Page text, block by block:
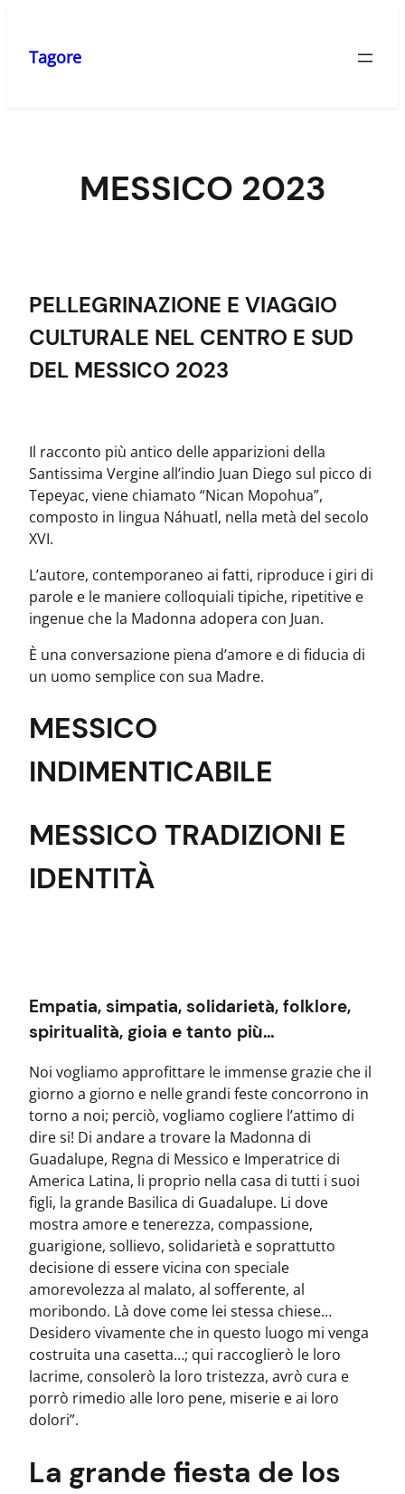
contenido
Tagore
MESSICO 2023
PELLEGRINAZIONE E VIAGGIO
CULTURALE NEL CENTRO E SUD
DEL MESSICO 2023
Il racconto più antico delle apparizioni della
Santissima Vergine all’indio Juan Diego sul picco di
Tepeyac, viene chiamato “Nican Mopohua”,
composto in lingua Náhuatl, nella metà del secolo
XVI.
L’autore, contemporaneo ai fatti, riproduce i giri di
parole e le maniere colloquiali tipiche, ripetitive e
ingenue che la Madonna adopera con Juan.
È una conversazione piena d’amore e di fiducia di
un uomo semplice con sua Madre.
MESSICO
INDIMENTICABILE
MESSICO TRADIZIONI E
IDENTITÀ
Empatia, simpatia, solidarietà, folklore,
spiritualità, gioia e tanto più…
Noi vogliamo approfittare le immense grazie che il
giorno a giorno e nelle grandi feste concorrono in
torno a noi; perciò, vogliamo cogliere l’attimo di
dire si! Di andare a trovare la Madonna di
Guadalupe, Regna di Messico e Imperatrice di
America Latina, li proprio nella casa di tutti i suoi
figli, la grande Basilica di Guadalupe. Li dove
mostra amore e tenerezza, compassione,
guarigione, sollievo, solidarietà e soprattutto
decisione di essere vicina con speciale
amorevolezza al malato, al sofferente, al
moribondo. Là dove come lei stessa chiese…
Desidero vivamente che in questo luogo mi venga
costruita una casetta…; qui raccoglierò le loro
lacrime, consolerò la loro tristezza, avrò cura e
porrò rimedio alle loro pene, miserie e ai loro
dolori”.
La grande fiesta de los